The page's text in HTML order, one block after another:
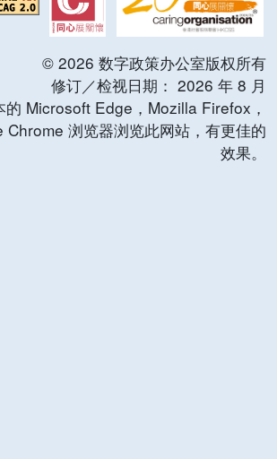
© 2026 数字政策办公室版权所有
修订／检视日期： 2026 年 8 月
的 Microsoft Edge，Mozilla Firefox，
浏览器浏览此网站，有更佳的
效果。